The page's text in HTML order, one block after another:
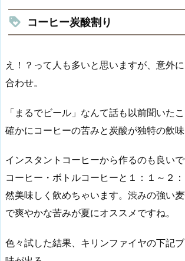
コーヒー炭酸割り
え！？って人も多いと思いますが、意外
合わせ。
「まるでビール」なんて話も以前聞いたこ
確かにコーヒーの苦みと炭酸が独特の飲味
インスタントコーヒーから作るのも良い
コーヒー・ボトルコーヒーと１：１～２
然美味しく飲めちゃいます。渋みの強い
で爽やかな苦みが夏にオススメですね。
色々試した結果、キリンファイヤの下記